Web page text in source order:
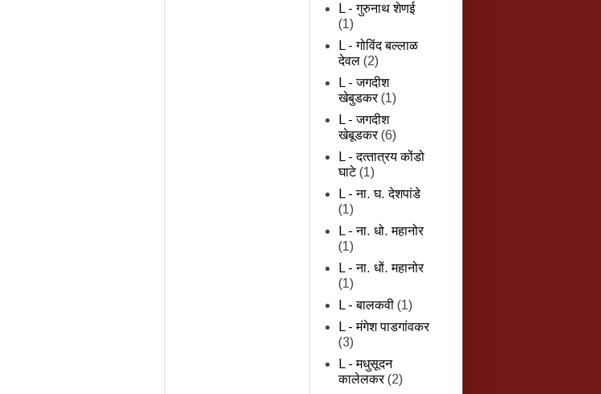
L - गुरुनाथ शेणई
(1)
L - गोविंद बल्लाळ
देवल (2)
L - जगदीश
खेबुडकर (1)
L - जगदीश
खेबूडकर (6)
L - दत्‍तात्रय कोंडो
घाटे (1)
L - ना. घ. देशपांडे
(1)
L - ना. धो. महानोर
(1)
L - ना. धों. महानोर
(1)
L - बालकवी (1)
L - मंगेश पाडगांवकर
(3)
L - मधुसूदन
कालेलकर (2)